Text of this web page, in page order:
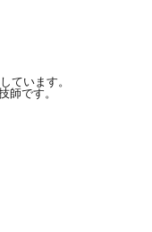
ています。
師です。